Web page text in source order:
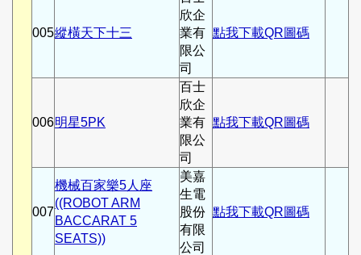
005縱橫天下十三
欣企
業有
限公
司
點我下載QR圖碼
006明星5PK
百士
欣企
業有
限公
司
點我下載QR圖碼
007
機械百家樂5人座
((ROBOT ARM
BACCARAT 5
SEATS))
美嘉
生電
股份
有限
公司
點我下載QR圖碼